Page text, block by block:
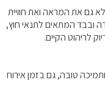
גם את המראה ואת חוויית
ובבד המתאים לתנאי חוץ,
לריהוט הקיים.
טובה, גם בזמן אירוח